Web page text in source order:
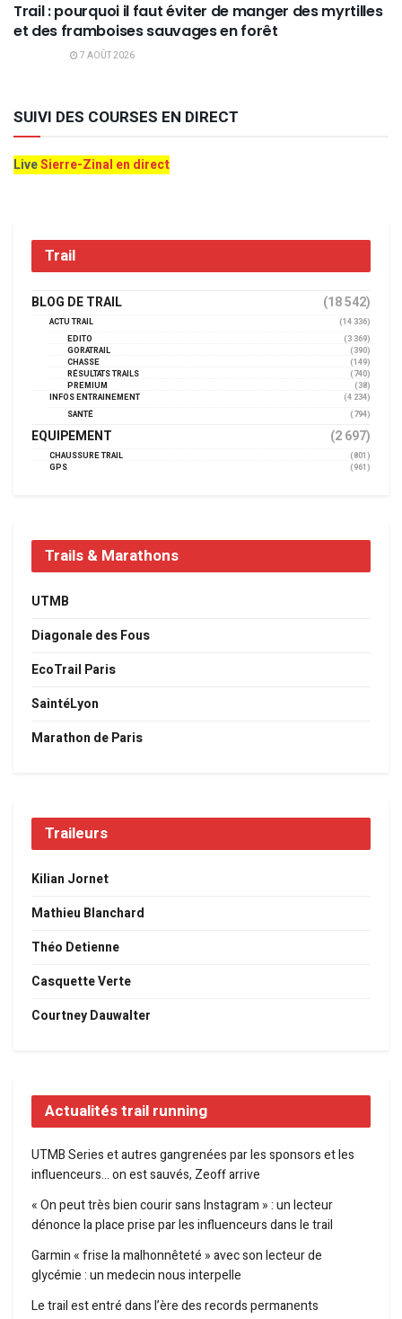
Trail : pourquoi il faut éviter de manger des myrtilles
et des framboises sauvages en forêt
7 AOÛT 2026
SUIVI DES COURSES EN DIRECT
LiveSierre-Zinal en direct
Trail
BLOG DE TRAIL (18 542)
ACTU TRAIL
(14 336)
EDITO
(3 369)
GORATRAIL
(390)
CHASSE
(149)
RÉSULTATS TRAILS
(740)
PREMIUM
(38)
INFOS ENTRAINEMENT
(4 234)
SANTÉ
(794)
EQUIPEMENT (2 697)
CHAUSSURE TRAIL
(801)
GPS
(961)
Trails & Marathons
UTMB
Diagonale des Fous
EcoTrail Paris
SaintéLyon
Marathon de Paris
Traileurs
Kilian Jornet
Mathieu Blanchard
Théo Detienne
Casquette Verte
Courtney Dauwalter
Actualités trail running
UTMB Series et autres gangrenées par les sponsors et les
influenceurs… on est sauvés, Zeoff arrive
« On peut très bien courir sans Instagram » : un lecteur
dénonce la place prise par les influenceurs dans le trail
Garmin « frise la malhonnêteté » avec son lecteur de
glycémie : un medecin nous interpelle
Le trail est entré dans l’ère des records permanents